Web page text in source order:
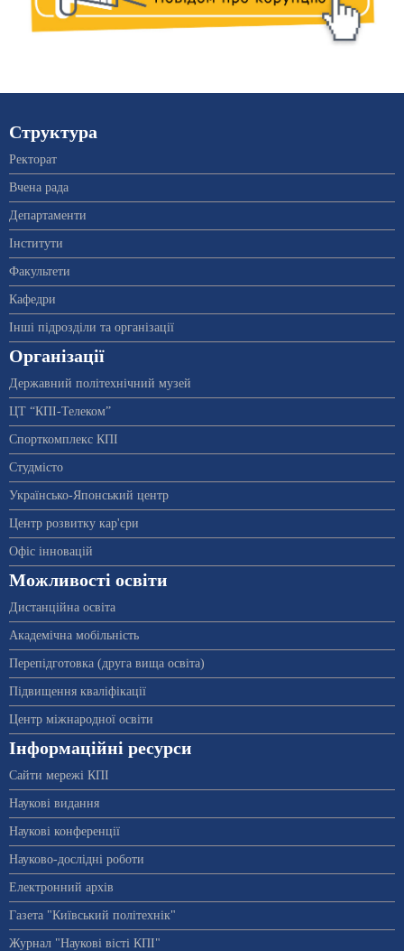
Структура
Ректорат
Вчена рада
Департаменти
Інститути
Факультети
Кафедри
Інші підрозділи та організації
Організації
Державний політехнічний музей
ЦТ “КПІ-Телеком”
Спорткомплекс КПІ
Студмісто
Українсько-Японський центр
Центр розвитку кар'єри
Офіс інновацій
Можливості освіти
Дистанційна освіта
Академічна мобільність
Перепідготовка (друга вища освіта)
Підвищення кваліфікації
Центр міжнародної освіти
Інформаційні ресурси
Сайти мережі КПІ
Наукові видання
Наукові конференції
Науково-дослідні роботи
Електронний архів
Газета "Київський політехнік"
Журнал "Наукові вісті КПІ"